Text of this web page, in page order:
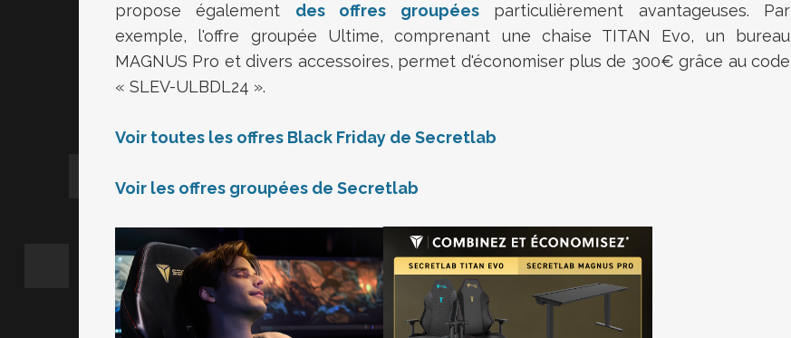
propose également
des offres groupéesparticulièrement avantageuses. Par
exemple, l'offre groupée Ultime, comprenant une chaise TITAN Evo, un bureau
MAGNUS Pro et divers accessoires, permet d'économiser plus de 300€ grâce au code
« SLEV-ULBDL24 ».
Voir toutes les offres Black Friday de Secretlab
Voir les offres groupées de Secretlab